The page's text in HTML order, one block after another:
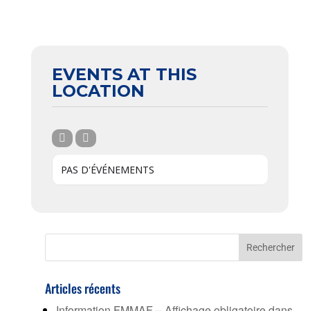
EVENTS AT THIS
LOCATION
PAS D'ÉVÉNEMENTS
Articles récents